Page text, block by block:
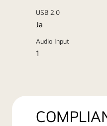
USB 2.0
Ja
Audio Input
1